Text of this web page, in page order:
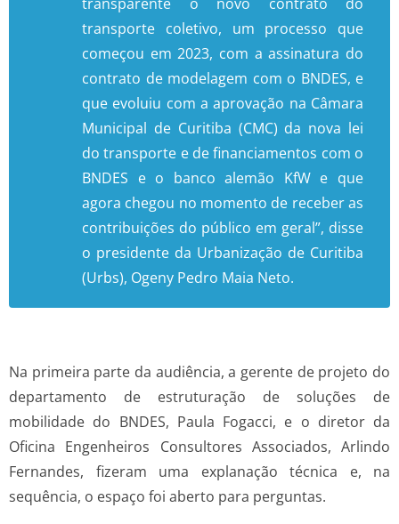
transporte coletivo, um processo que
começou em 2023, com a assinatura do
contrato de modelagem com o BNDES, e
que evoluiu com a aprovação na Câmara
Municipal de Curitiba (CMC) da nova lei
do transporte e de financiamentos com o
BNDES e o banco alemão KfW e que
agora chegou no momento de receber as
contribuições do público em geral”, disse
o presidente da Urbanização de Curitiba
(Urbs), Ogeny Pedro Maia Neto.
Na primeira parte da audiência, a gerente de projeto do
departamento de estruturação de soluções de
mobilidade do BNDES, Paula Fogacci, e o diretor da
Oficina Engenheiros Consultores Associados, Arlindo
Fernandes, fizeram uma explanação técnica e, na
sequência, o espaço foi aberto para perguntas.